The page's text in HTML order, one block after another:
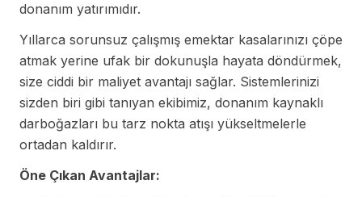
donanım yatırımıdır.
Yıllarca sorunsuz çalışmış emektar kasalarınızı çöpe
atmak yerine ufak bir dokunuşla hayata döndürmek,
size ciddi bir maliyet avantajı sağlar. Sistemlerinizi
sizden biri gibi tanıyan ekibimiz, donanım kaynaklı
darboğazları bu tarz nokta atışı yükseltmelerle
ortadan kaldırır.
Öne Çıkan Avantajlar: